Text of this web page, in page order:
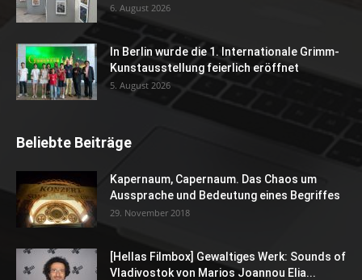
6. August 2026
In Berlin wurde die 1. Internationale Grimm-
Kunstausstellung feierlich eröffnet
5. August 2026
Beliebte Beiträge
Kapernaum, Capernaum. Das Chaos um
Aussprache und Bedeutung eines Begriffes
29. November 2018
[Hellas Filmbox] Gewaltiges Werk: Sounds of
Vladivostok von Marios Joannou Elia...